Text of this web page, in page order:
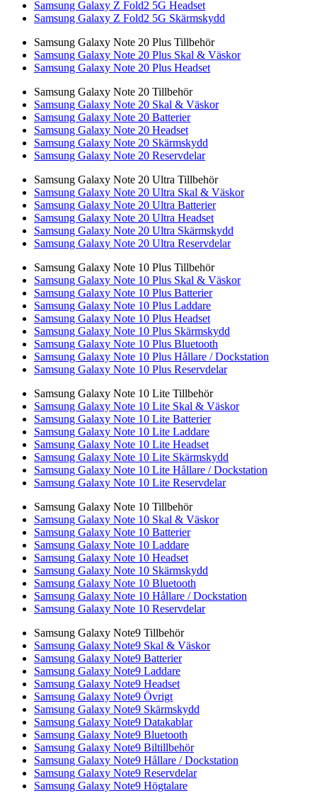
Samsung Galaxy Z Fold2 5G Headset
Samsung Galaxy Z Fold2 5G Skärmskydd
Samsung Galaxy Note 20 Plus Tillbehör
Samsung Galaxy Note 20 Plus Skal & Väskor
Samsung Galaxy Note 20 Plus Headset
Samsung Galaxy Note 20 Tillbehör
Samsung Galaxy Note 20 Skal & Väskor
Samsung Galaxy Note 20 Batterier
Samsung Galaxy Note 20 Headset
Samsung Galaxy Note 20 Skärmskydd
Samsung Galaxy Note 20 Reservdelar
Samsung Galaxy Note 20 Ultra Tillbehör
Samsung Galaxy Note 20 Ultra Skal & Väskor
Samsung Galaxy Note 20 Ultra Batterier
Samsung Galaxy Note 20 Ultra Headset
Samsung Galaxy Note 20 Ultra Skärmskydd
Samsung Galaxy Note 20 Ultra Reservdelar
Samsung Galaxy Note 10 Plus Tillbehör
Samsung Galaxy Note 10 Plus Skal & Väskor
Samsung Galaxy Note 10 Plus Batterier
Samsung Galaxy Note 10 Plus Laddare
Samsung Galaxy Note 10 Plus Headset
Samsung Galaxy Note 10 Plus Skärmskydd
Samsung Galaxy Note 10 Plus Bluetooth
Samsung Galaxy Note 10 Plus Hållare / Dockstation
Samsung Galaxy Note 10 Plus Reservdelar
Samsung Galaxy Note 10 Lite Tillbehör
Samsung Galaxy Note 10 Lite Skal & Väskor
Samsung Galaxy Note 10 Lite Batterier
Samsung Galaxy Note 10 Lite Laddare
Samsung Galaxy Note 10 Lite Headset
Samsung Galaxy Note 10 Lite Skärmskydd
Samsung Galaxy Note 10 Lite Hållare / Dockstation
Samsung Galaxy Note 10 Lite Reservdelar
Samsung Galaxy Note 10 Tillbehör
Samsung Galaxy Note 10 Skal & Väskor
Samsung Galaxy Note 10 Batterier
Samsung Galaxy Note 10 Laddare
Samsung Galaxy Note 10 Headset
Samsung Galaxy Note 10 Skärmskydd
Samsung Galaxy Note 10 Bluetooth
Samsung Galaxy Note 10 Hållare / Dockstation
Samsung Galaxy Note 10 Reservdelar
Samsung Galaxy Note9 Tillbehör
Samsung Galaxy Note9 Skal & Väskor
Samsung Galaxy Note9 Batterier
Samsung Galaxy Note9 Laddare
Samsung Galaxy Note9 Headset
Samsung Galaxy Note9 Övrigt
Samsung Galaxy Note9 Skärmskydd
Samsung Galaxy Note9 Datakablar
Samsung Galaxy Note9 Bluetooth
Samsung Galaxy Note9 Biltillbehör
Samsung Galaxy Note9 Hållare / Dockstation
Samsung Galaxy Note9 Reservdelar
Samsung Galaxy Note9 Högtalare